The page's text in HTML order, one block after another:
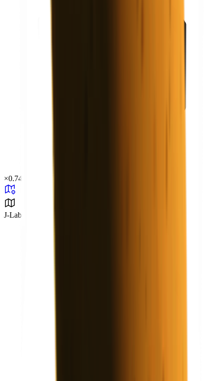
×0.74
J-Lab